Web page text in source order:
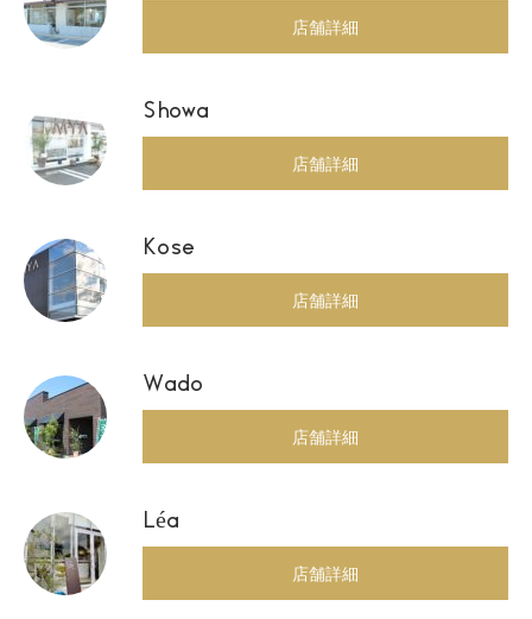
店舗詳細
Showa
店舗詳細
Kose
店舗詳細
Wado
店舗詳細
Léa
店舗詳細